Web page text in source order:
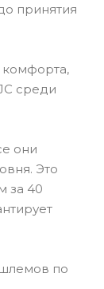
принятия
комфорта,
среди
они
Это
за 40
по